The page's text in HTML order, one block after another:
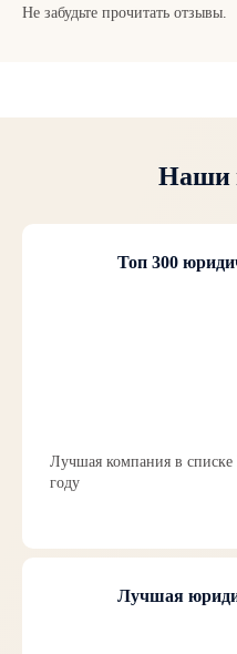
Не забудьте прочитать отзывы.
Наши
Топ 300
Лучшая компания в
году
Лучшая